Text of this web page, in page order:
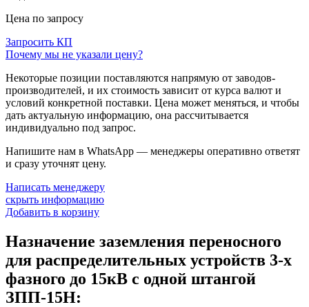
Цена по запросу
Запросить КП
Почему мы не указали цену?
Некоторые позиции поставляются напрямую от заводов-
производителей, и их стоимость зависит от курса валют и
условий конкретной поставки. Цена может меняться, и чтобы
дать актуальную информацию, она рассчитывается
индивидуально под запрос.
Напишите нам в WhatsApp — менеджеры оперативно ответят
и сразу уточнят цену.
Написать менеджеру
скрыть информацию
Добавить в корзину
Назначение заземления переносного
для распределительных устройств 3-х
фазного до 15кВ с одной штангой
ЗПП-15Н: